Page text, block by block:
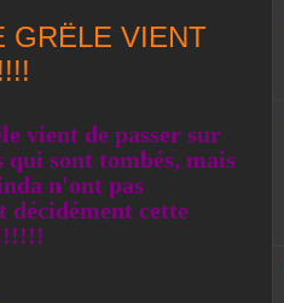
GRËLE VIENT
vient de passer sur
qui sont tombés, mais
n'ont pas
décidément cette